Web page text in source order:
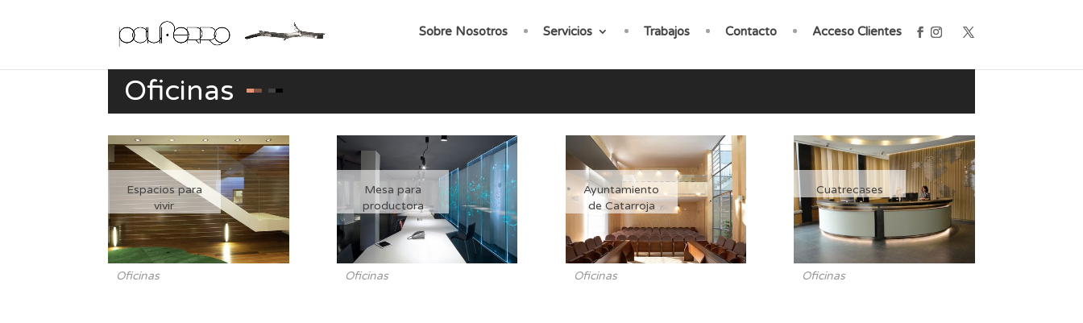
Sobre Nosotros Servicios Trabajos Contacto Acceso Clientes
Oficinas
Espacios para
vivir
Oficinas
Mesa para
productora
Oficinas
Ayuntamiento
de Catarroja
Oficinas
Cuatrecases
Oficinas